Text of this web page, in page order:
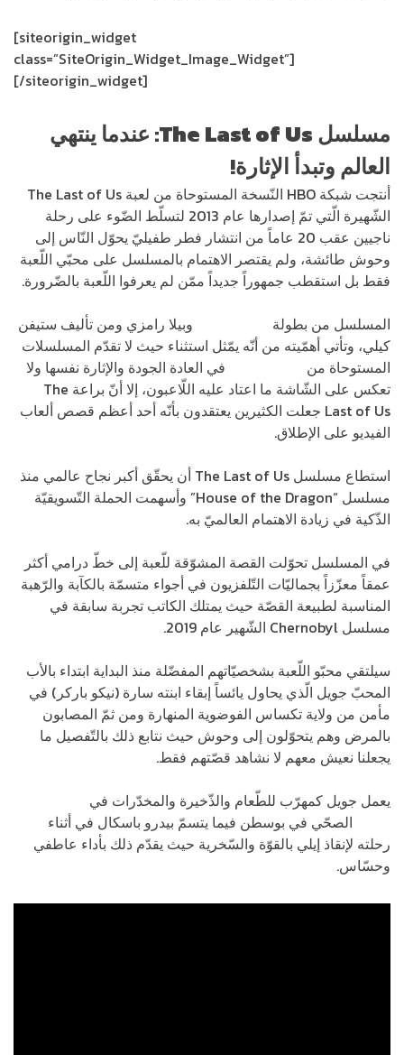
[siteorigin_widget
class=”SiteOrigin_Widget_Image_Widget”]
[/siteorigin_widget]
مسلسلThe Last of Us: عندما ينتهي
العالم وتبدأ الإثارة!
أنتجت شبكة HBO النّسخة المستوحاة من لعبة The Last of Us
الشّهيرة الّتي تمّ إصدارها عام 2013 لتسلّط الضّوء على رحلة
ناجيين عقب 20 عاماً من انتشار فطر طفيليّ يحوّل النّاس إلى
وحوش طائشة، ولم يقتصر الاهتمام بالمسلسل على محبّي اللّعبة
فقط بل استقطب جمهوراً جديداً ممّن لم يعرفوا اللّعبة بالضّرورة.
المسلسل من بطولة
وبيلا رامزي ومن تأليف ستيفن
كيلي، وتأتي أهمّيته من أنّه يمّثل استثناء حيث لا تقدّم المسلسلات
المستوحاة من
في العادة الجودة والإثارة نفسها ولا
تعكس على الشّاشة ما اعتاد عليه اللّاعبون، إلا أنّ براعة The
Last of Us جعلت الكثيرين يعتقدون بأنّه أحد أعظم قصص ألعاب
الفيديو على الإطلاق.
استطاع مسلسل The Last of Us أن يحقّق أكبر نجاح عالمي منذ
مسلسل “House of the Dragon” وأسهمت الحملة التّسويقيّة
الذّكية في زيادة الاهتمام العالميّ به.
في المسلسل تحوّلت القصة المشوّقة للّعبة إلى خطّ درامي أكثر
عمقاً معزّزاً بجماليّات التّلفزيون في أجواء متسمّة بالكآبة والرّهبة
المناسبة لطبيعة القصّة حيث يمتلك الكاتب تجربة سابقة في
مسلسل Chernobyl الشّهير عام 2019.
سيلتقي محبّو اللّعبة بشخصيّاتهم المفضّلة منذ البداية ابتداء بالأب
المحبّ جويل الّذي يحاول يائساً إبقاء ابنته سارة (نيكو باركر) في
مأمن من ولاية تكساس الفوضوية المنهارة ومن ثمّ المصابون
بالمرض وهم يتحوّلون إلى وحوش حيث نتابع ذلك بالتّفصيل ما
يجعلنا نعيش معهم لا نشاهد قصّتهم فقط.
يعمل جويل كمهرّب للطّعام والذّخيرة والمخدّرات في
الصحّي في بوسطن فيما يتسمّ بيدرو باسكال في أثناء
رحلته لإنقاذ إيلي بالقوّة والسّخرية حيث يقدّم ذلك بأداء عاطفي
وحسّاس.